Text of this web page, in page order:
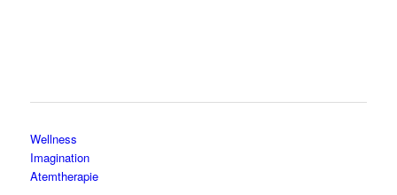
Wellness
Imagination
Atemtherapie